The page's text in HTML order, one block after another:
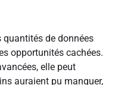
quantités de données
opportunités cachées.
elle peut
auraient pu manquer,